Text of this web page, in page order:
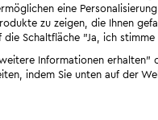
eine
zu zeigen, die Ihnen
die Schaltfläche "Ja, ich stimme
Informationen erhalten"
indem Sie unten auf der